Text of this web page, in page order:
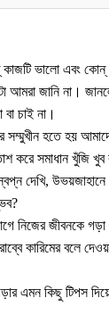
ভালো এবং কোন্
আমরা জানি না।
চাই না।
সম্মুখীন হতে হয়
করে সমাধান খুঁজি খুব
দেখি, উভয়জাহানে
নিজের জীবনকে
কারিমের বলে
এমন কিছু টিপস